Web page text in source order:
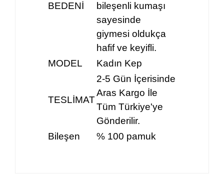
BEDENİ
bileşenli kumaşı
sayesinde
giymesi oldukça
hafif ve keyifli.
MODEL
Kadın Kep
TESLİMAT
2-5 Gün İçerisinde
Aras Kargo İle
Tüm Türkiye'ye
Gönderilir.
Bileşen
% 100 pamuk